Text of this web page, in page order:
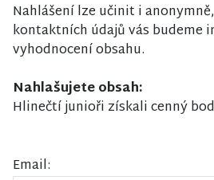
Nahlášení lze učinit i
kontaktních údajů vás budeme
vyhodnocení obsahu.
Nahlašujete obsah:
Hlinečtí junioři získali cenný
Email: